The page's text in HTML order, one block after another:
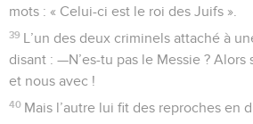
mots : « Celui-ci est le roi des Juifs ».
39 L’un des deux criminels attaché à
disant : —N’es-tu pas le Messie ? Alors
et nous avec !
40 Mais l’autre lui fit des reproches en